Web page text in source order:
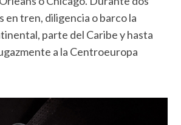
en tren, diligencia o barco la
parte del Caribe y hasta
a la Centroeuropa